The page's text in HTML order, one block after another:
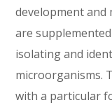
development and
are
isolating and
microorganisms.
with a particular